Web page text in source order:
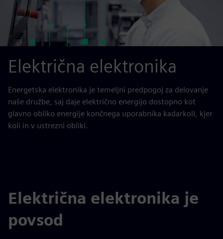
Električna elektronika
Energetska elektronika je temeljni predpogoj za delovanje
naše družbe, saj daje električno energijo dostopno kot
glavno obliko energije končnega uporabnika kadarkoli, kjer
koli in v ustrezni obliki.
Električna elektronika je
povsod